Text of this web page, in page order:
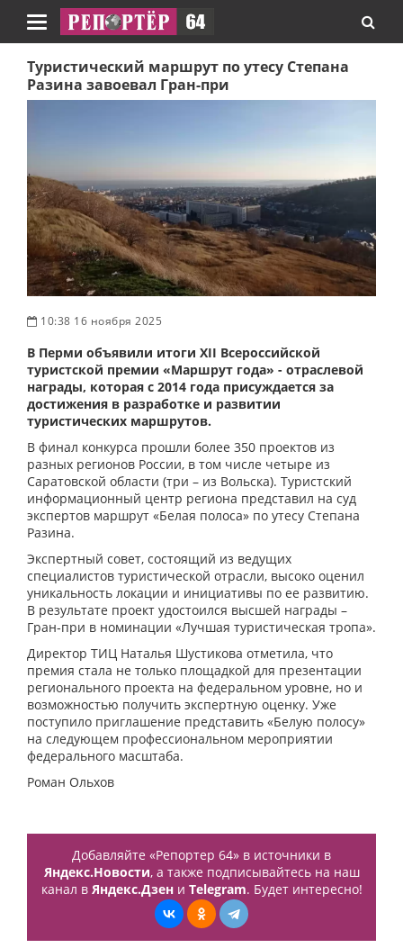
Навигация
Туристический маршрут по утесу Степана
Разина завоевал Гран-при
10:38 16 ноября 2025
В Перми объявили итоги XII Всероссийской
туристской премии «Маршрут года» - отраслевой
награды, которая c 2014 года присуждается за
достижения в разработке и развитии
туристических маршрутов.
В финал конкурса прошли более 350 проектов из
разных регионов России, в том числе четыре из
Саратовской области (три – из Вольска). Туристский
информационный центр региона представил на суд
экспертов маршрут «Белая полоса» по утесу Степана
Разина.
Экспертный совет, состоящий из ведущих
специалистов туристической отрасли, высоко оценил
уникальность локации и инициативы по ее развитию.
В результате проект удостоился высшей награды –
Гран‑при в номинации «Лучшая туристическая тропа».
Директор ТИЦ Наталья Шустикова отметила, что
премия стала не только площадкой для презентации
регионального проекта на федеральном уровне, но и
возможностью получить экспертную оценку. Уже
поступило приглашение представить «Белую полосу»
на следующем профессиональном мероприятии
федерального масштаба.
Роман Ольхов
Добавляйте «Репортер 64» в источники в
Яндекс.Новости, а также подписывайтесь на наш
канал в Яндекс.Дзени Telegram. Будет интересно!